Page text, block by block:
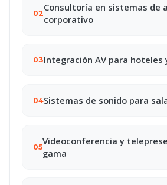
02
Consultoría en sistemas de
corporativo
03Integración AV para hoteles
04Sistemas de sonido para
05
Videoconferencia y
gama